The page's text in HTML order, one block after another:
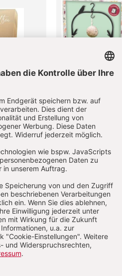
und
Vogelschaukel-
Futterstation
Nonbook
12,95 €